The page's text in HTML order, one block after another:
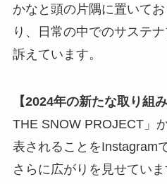
かなと頭の片隅に置いて
り、日常の中でのサステ
訴えています。
【2024年の新たな取り組み
THE SNOW PROJECT」
表されることをInstagram
さらに広がりを見せていま